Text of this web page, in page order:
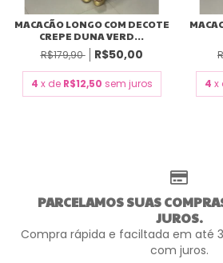
MACACÃO LONGO COM DECOTE
CREPE DUNA VERD...
R$179,90 R$50,00
4 x de R$12,50 sem juros 4 x
PARCELAMOS SUAS
JUROS.
Compra rápida e faciltada em até
com juros.